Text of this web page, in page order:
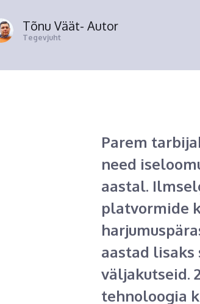
Tõnu Väät- Autor
Tegevjuht
Parem
need
aastal.
platvormide
aastad lisaks
väljakutseid.
tehnoloogia